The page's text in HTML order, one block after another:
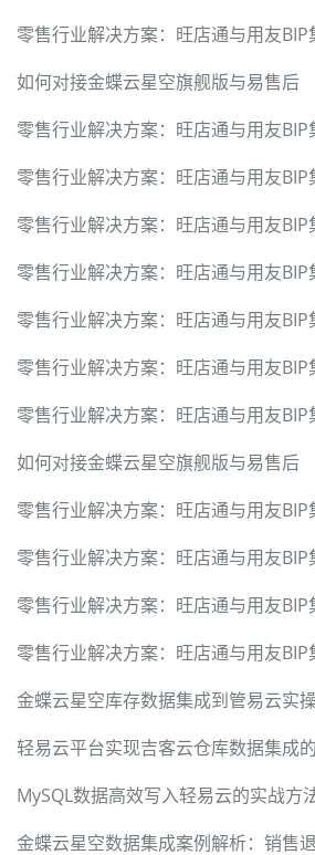
零售行业解决方案：旺店通与用友BIP
如何对接金蝶云星空旗舰版与易售后
零售行业解决方案：旺店通与用友BIP
零售行业解决方案：旺店通与用友BIP
零售行业解决方案：旺店通与用友BIP
零售行业解决方案：旺店通与用友BIP
零售行业解决方案：旺店通与用友BIP
零售行业解决方案：旺店通与用友BIP
零售行业解决方案：旺店通与用友BIP
如何对接金蝶云星空旗舰版与易售后
零售行业解决方案：旺店通与用友BIP
零售行业解决方案：旺店通与用友BIP
零售行业解决方案：旺店通与用友BIP
零售行业解决方案：旺店通与用友BIP
金蝶云星空库存数据集成到管易云实
轻易云平台实现吉客云仓库数据集成
MySQL数据高效写入轻易云的实战方
金蝶云星空数据集成案例解析：销售